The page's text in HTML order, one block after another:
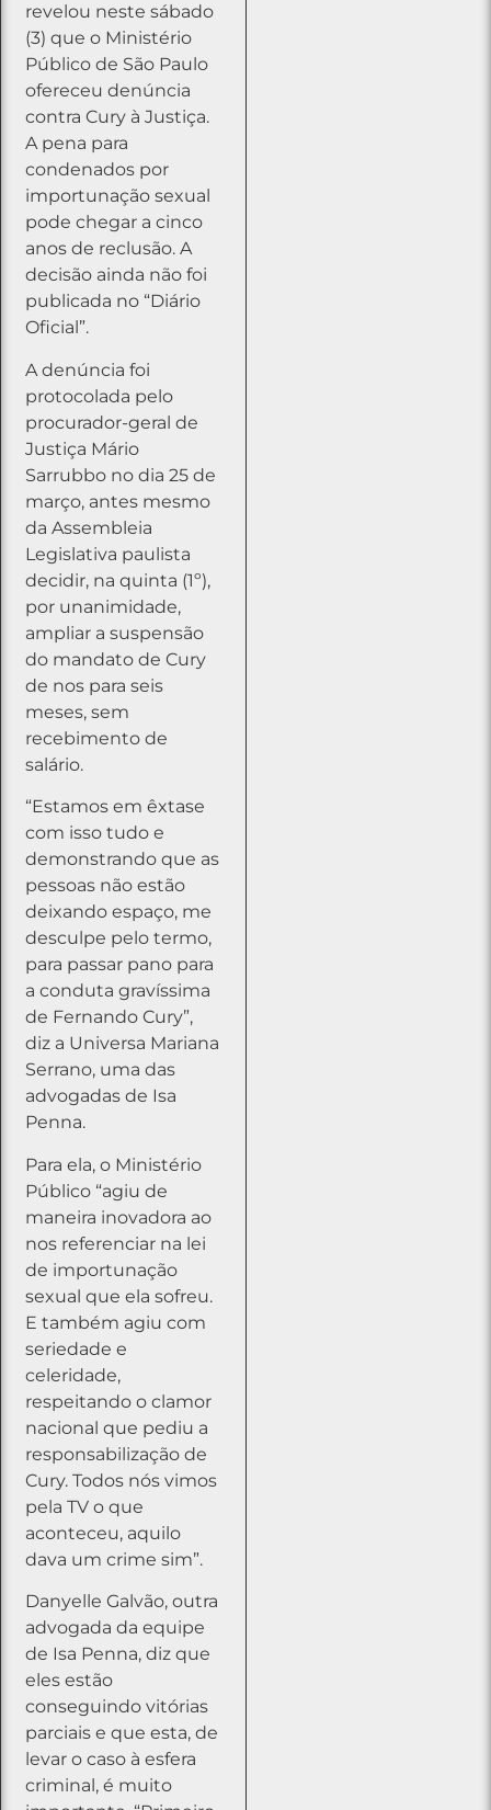
revelou neste sábado
(3) que o Ministério
Público de São Paulo
ofereceu denúncia
contra Cury à Justiça.
A pena para
condenados por
importunação sexual
pode chegar a cinco
anos de reclusão. A
decisão ainda não foi
publicada no “Diário
Oficial”.
A denúncia foi
protocolada pelo
procurador-geral de
Justiça Mário
Sarrubbo no dia 25 de
março, antes mesmo
da Assembleia
Legislativa paulista
decidir, na quinta (1º),
por unanimidade,
ampliar a suspensão
do mandato de Cury
de nos para seis
meses, sem
recebimento de
salário.
“Estamos em êxtase
com isso tudo e
demonstrando que as
pessoas não estão
deixando espaço, me
desculpe pelo termo,
para passar pano para
a conduta gravíssima
de Fernando Cury”,
diz a Universa Mariana
Serrano, uma das
advogadas de Isa
Penna.
Para ela, o Ministério
Público “agiu de
maneira inovadora ao
nos referenciar na lei
de importunação
sexual que ela sofreu.
E também agiu com
seriedade e
celeridade,
respeitando o clamor
nacional que pediu a
responsabilização de
Cury. Todos nós vimos
pela TV o que
aconteceu, aquilo
dava um crime sim”.
Danyelle Galvão, outra
advogada da equipe
de Isa Penna, diz que
eles estão
conseguindo vitórias
parciais e que esta, de
levar o caso à esfera
criminal, é muito